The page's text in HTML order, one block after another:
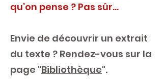
qu’on pense ? Pas sûr…
Envie de découvrir un extrait
du texte ? Rendez-vous sur la
page "Bibliothèque".